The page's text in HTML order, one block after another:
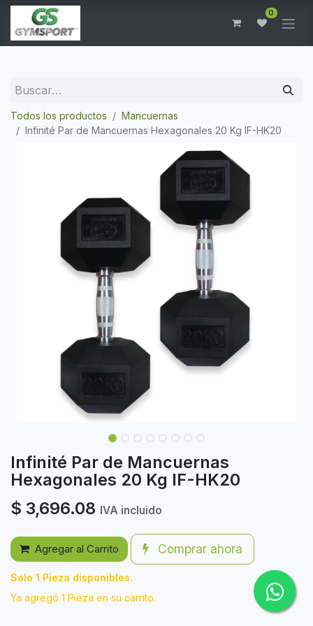
0
Todos los productos
Mancuernas
Infinité Par de Mancuernas Hexagonales 20 Kg IF-HK20
Infinité Par de Mancuernas
Hexagonales 20 Kg IF-HK20
$ 3,696.08 IVA incluido
Agregar al Carrito Comprar ahora
Solo 1 Pieza disponibles.
Ya agregó 1 Pieza en su carrito.